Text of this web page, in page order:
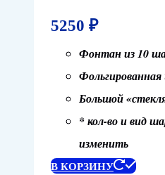
5250 ₽
Фонтан из 10
Большой
* кол-во и вид
изменить
В КОРЗИНУ